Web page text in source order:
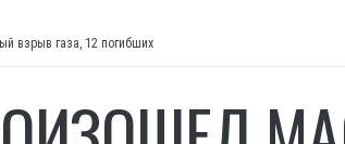
взрыв газа, 12 погибших